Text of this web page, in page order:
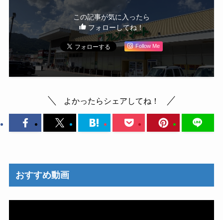
この記事が気に入ったら
フォローしてね！
Follow Me
よかったらシェアしてね！
おすすめ動画